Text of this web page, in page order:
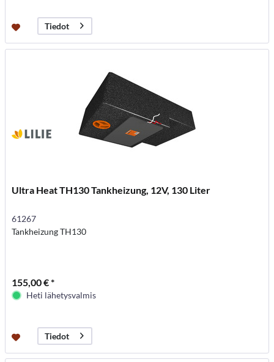
Tiedot
Ultra Heat TH130 Tankheizung, 12V, 130 Liter
61267
Tankheizung TH130
155,00 € *
Heti lähetysvalmis
Tiedot